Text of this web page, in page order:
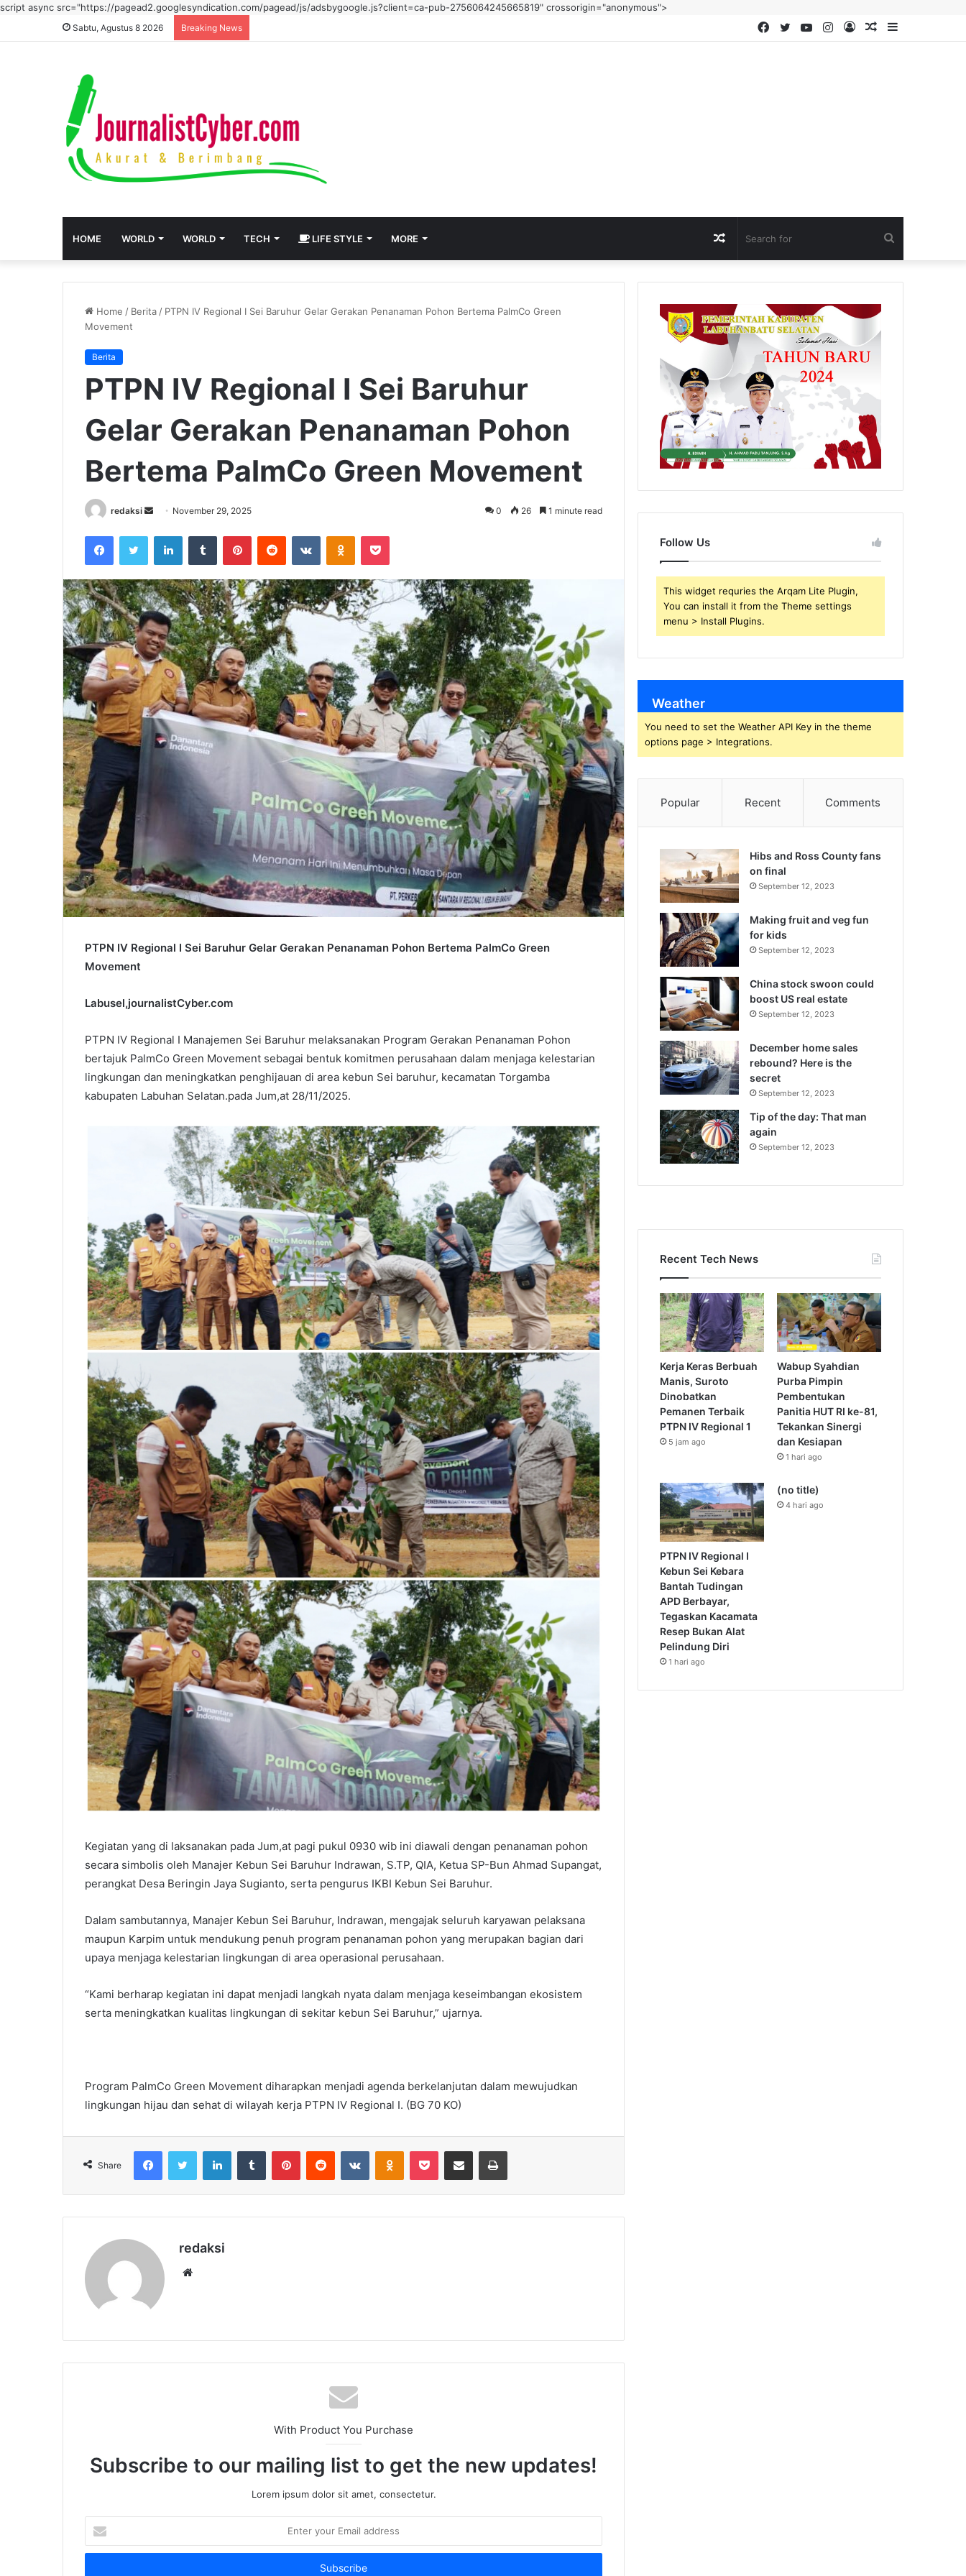
script async src="https://pagead2.googlesyndication.com/pagead/js/adsbygoogle.js?client=ca-pub-2756064245665819" crossorigin="anonymous">
Sabtu, Agustus 8 2026 Breaking News Sidebar
Random
Log
Instagram
YouTube
Twitter
Facebook
HOME WORLD WORLD TECH LIFE STYLE MORE
for
Random
Article
Home / Berita/ PTPN IV Regional I Sei Baruhur Gelar Gerakan Penanaman Pohon Bertema PalmCo Green
Movement
Berita
PTPN IV Regional I Sei Baruhur
Gelar Gerakan Penanaman Pohon
Bertema PalmCo Green Movement
redaksi
Send
email
November 29, 2025 0 26 1 minute read
FacebookTwitter LinkedInTumblr PinterestReddit VKontakteOdnoklassniki
Pocket
PTPN IV Regional I Sei Baruhur Gelar Gerakan Penanaman Pohon Bertema PalmCo Green
Movement
Labusel,journalistCyber.com
PTPN IV Regional I Manajemen Sei Baruhur melaksanakan Program Gerakan Penanaman Pohon
bertajuk PalmCo Green Movement sebagai bentuk komitmen perusahaan dalam menjaga kelestarian
lingkungan dan meningkatkan penghijauan di area kebun Sei baruhur, kecamatan Torgamba
kabupaten Labuhan Selatan.pada Jum,at 28/11/2025.
Kegiatan yang di laksanakan pada Jum,at pagi pukul 0930 wib ini diawali dengan penanaman pohon
secara simbolis oleh Manajer Kebun Sei Baruhur Indrawan, S.TP, QIA, Ketua SP-Bun Ahmad Supangat,
perangkat Desa Beringin Jaya Sugianto, serta pengurus IKBI Kebun Sei Baruhur.
Dalam sambutannya, Manajer Kebun Sei Baruhur, Indrawan, mengajak seluruh karyawan pelaksana
maupun Karpim untuk mendukung penuh program penanaman pohon yang merupakan bagian dari
upaya menjaga kelestarian lingkungan di area operasional perusahaan.
“Kami berharap kegiatan ini dapat menjadi langkah nyata dalam menjaga keseimbangan ekosistem
serta meningkatkan kualitas lingkungan di sekitar kebun Sei Baruhur,” ujarnya.
Program PalmCo Green Movement diharapkan menjadi agenda berkelanjutan dalam mewujudkan
lingkungan hijau dan sehat di wilayah kerja PTPN IV Regional I. (BG 70 KO)
Share
FacebookTwitter LinkedInTumblr PinterestReddit VKontakteOdnoklassniki
Pocket Share via Email Print
redaksi
With Product You Purchase
Subscribe to our mailing list to get the new updates!
Lorem ipsum dolor sit amet, consectetur.
your
Email
Follow Us
This widget requries the Arqam Lite Plugin,
You can install it from the Theme settings
menu > Install Plugins.
Weather
You need to set the Weather API Key in the theme
options page > Integrations.
Popular Recent Comments
Hibs and Ross County fans
on final
September 12, 2023
Making fruit and veg fun
for kids
September 12, 2023
China stock swoon could
boost US real estate
September 12, 2023
December home sales
rebound? Here is the
secret
September 12, 2023
Tip of the day: That man
again
September 12, 2023
Recent Tech News
Kerja Keras Berbuah
Manis, Suroto
Dinobatkan
Pemanen Terbaik
PTPN IV Regional 1
5 jam ago
Wabup Syahdian
Purba Pimpin
Pembentukan
Panitia HUT RI ke-81,
Tekankan Sinergi
dan Kesiapan
1 hari ago
PTPN IV Regional I
Kebun Sei Kebara
Bantah Tudingan
APD Berbayar,
Tegaskan Kacamata
Resep Bukan Alat
Pelindung Diri
1 hari ago
(no title)
4 hari ago